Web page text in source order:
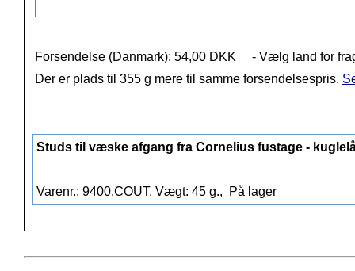
Forsendelse (Danmark): 54,00 DKK
- Vælg land for
Der er plads til 355 g mere til samme forsendelsespris.
Studs til væske afgang fra Cornelius fustage -
Varenr.: 9400.COUT, Vægt: 45 g., På lager